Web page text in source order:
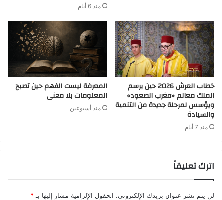
منذ 6 أيام
خطاب العرش 2026 حين يرسم
الملك معالم «مغرب الصعود»
ويؤسس لمرحلة جديدة من التنمية
والسيادة
منذ 7 أيام
المعرفة ليست الفهم حين تصبح
المعلومات بلا معنى
منذ أسبوعين
اترك تعليقاً
لن يتم نشر عنوان بريدك الإلكتروني. الحقول الإلزامية مشار إليها بـ*